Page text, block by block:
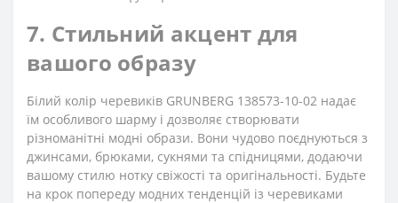
7. Стильний акцент для
вашого образу
Білий колір черевиків GRUNBERG 138573-10-02 надає
їм особливого шарму і дозволяє створювати
різноманітні модні образи. Вони чудово поєднуються з
джинсами, брюками, сукнями та спідницями, додаючи
вашому стилю нотку свіжості та оригінальності. Будьте
на крок попереду модних тенденцій із черевиками